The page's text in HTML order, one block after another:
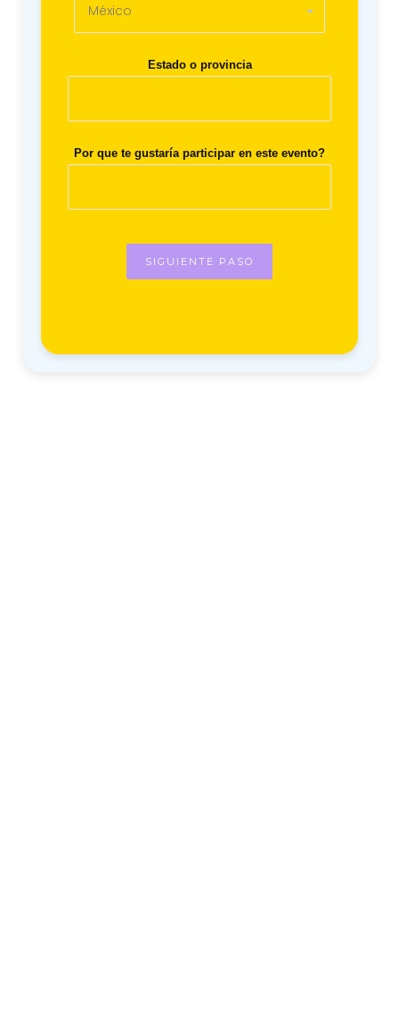
Estado o provincia
Por que te gustaría participar en este evento?